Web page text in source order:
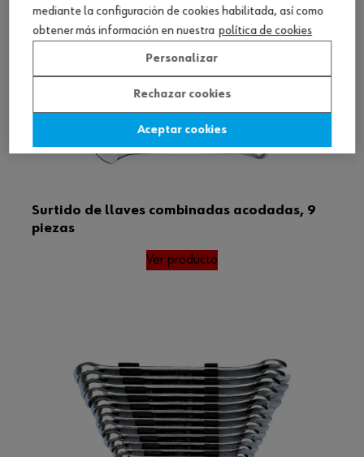
Surtido de llaves combinadas acodadas, 9
piezas
Ver producto
mediante la configuración de cookies habilitada, así como
obtener más información en nuestra política de cookies
Personalizar
Rechazar cookies
Aceptar cookies